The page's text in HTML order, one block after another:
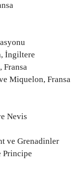
İngiltere
Fransa
Miquelon, Fransa
Nevis
ve Grenadinler
Principe